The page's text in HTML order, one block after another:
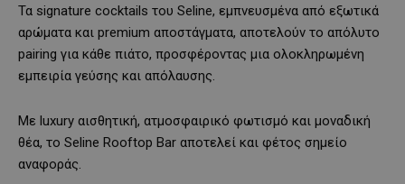
Τα signature cocktails του Seline, εμπνευσμένα από εξωτικά
αρώματα και premium αποστάγματα, αποτελούν το απόλυτο
pairing για κάθε πιάτο, προσφέροντας μια ολοκληρωμένη
εμπειρία γεύσης και απόλαυσης.
Με luxury αισθητική, ατμοσφαιρικό φωτισμό και μοναδική
θέα, το Seline Rooftop Bar αποτελεί και φέτος σημείο
αναφοράς.